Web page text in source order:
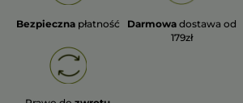
Bezpieczna płatność Darmowa dostawa od
179zł